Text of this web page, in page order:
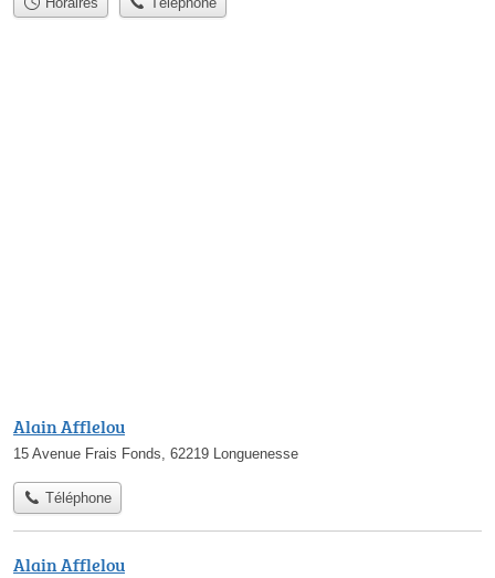
Alain Afflelou
15 Avenue Frais Fonds, 62219 Longuenesse
Téléphone
Alain Afflelou